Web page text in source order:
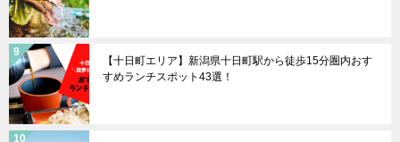
【十日町エリア】新潟県十日町駅から徒歩15分圏内おす
すめランチスポット43選！